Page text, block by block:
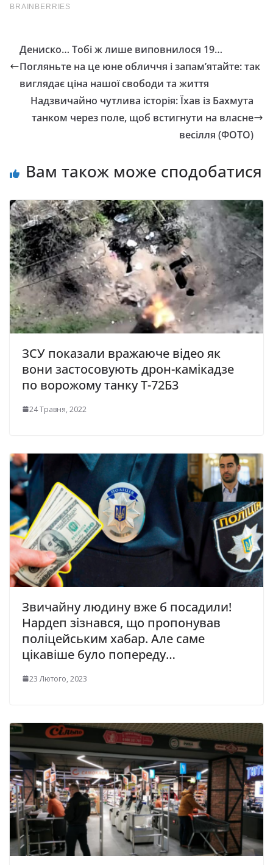
Дениско… Тобі ж лише виповнилося 19…
Погляньте на це юне обличчя і запам’ятайте: так
виглядає ціна нашої свободи та життя
Надзвичайно чутлива історія: Їхав із Бахмута
танком через поле, щоб встигнути на власне
весілля (ФОТО)
Вам також може сподобатися
ЗСУ показали вражаюче відео як
вони застосовують дрон-камікадзе
по ворожому танку Т-72Б3
24 Травня, 2022
Звичайну людину вже б посадили!
Нардеп зізнався, що пропонував
поліцейським хабар. Але саме
цікавіше було попереду…
23 Лютого, 2023